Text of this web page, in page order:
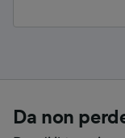
Da non